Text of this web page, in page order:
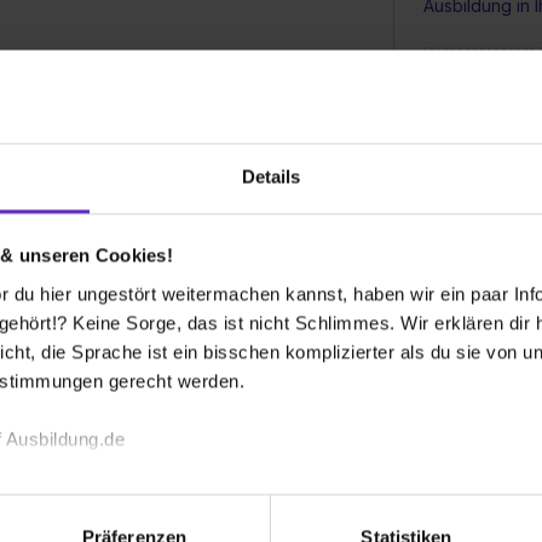
Details
unseren Cookies!
du hier ungestört weitermachen kannst, haben wir ein paar
Keine Sorge, das ist nicht Schlimmes. Wir erklären dir
die Sprache ist ein bisschen komplizierter als du sie von
gerecht werden.
Funktion unserer Webseite („Notwendig“), um von
zu speichern ( „Präferenzen“), die Zugriffe auf unsere
Präferenzen Statistiken
Ausbildung in
Gibt es
Kann ich
absolvieren,
Betrieb aus?
mit welchem Kollegen Du unterwegs
Qualität Deiner Ausbildung sorgt aber auch
parat sind.